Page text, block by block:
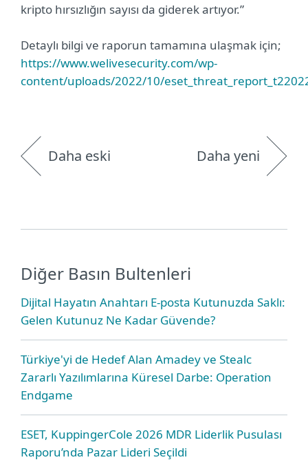
kripto hırsızlığın sayısı da giderek artıyor.”
Detaylı bilgi ve raporun tamamına ulaşmak için;
https://www.welivesecurity.com/wp-
content/uploads/2022/10/
Daha eski Daha yeni
Diğer Basın Bultenleri
Dijital Hayatın Anahtarı E-posta Kutunuzda Saklı:
Gelen Kutunuz Ne Kadar Güvende?
Türkiye'yi de Hedef Alan Amadey ve Stealc
Zararlı Yazılımlarına Küresel Darbe: Operation
Endgame
ESET, KuppingerCole 2026 MDR Liderlik Pusulası
Raporu’nda Pazar Lideri Seçildi